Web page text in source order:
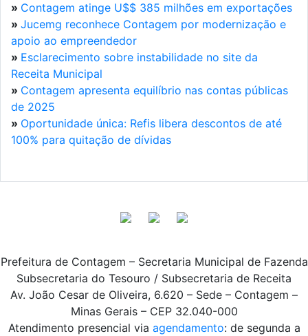
» Contagem atinge U$$ 385 milhões em exportações
» Jucemg reconhece Contagem por modernização e
apoio ao empreendedor
» Esclarecimento sobre instabilidade no site da
Receita Municipal
» Contagem apresenta equilíbrio nas contas públicas
de 2025
» Oportunidade única: Refis libera descontos de até
100% para quitação de dívidas
Prefeitura de Contagem – Secretaria Municipal de Fazenda
Subsecretaria do Tesouro / Subsecretaria de Receita
Av. João Cesar de Oliveira, 6.620 – Sede – Contagem –
Minas Gerais – CEP 32.040-000
Atendimento presencial via agendamento: de segunda a